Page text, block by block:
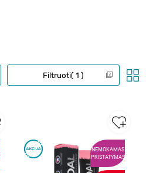
Filtruoti 1
NEMOKAMAS
PRISTATYMAS